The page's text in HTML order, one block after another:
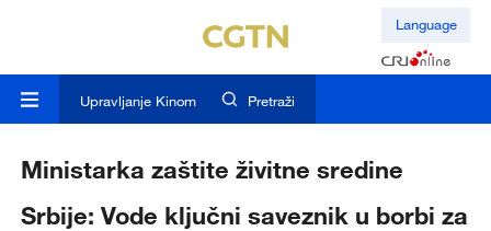
Language
Upravljanje Kinom Pretraži
Ministarka zaštite živitne sredine
Srbije: Vode ključni saveznik u borbi za